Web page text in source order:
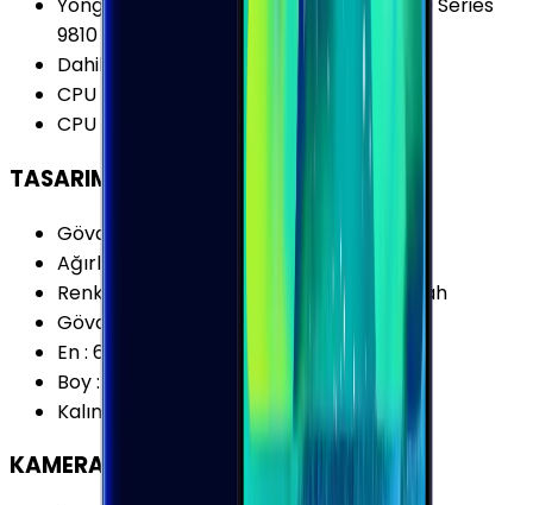
Yonga Seti (Chipset)
Samsung Exynos 9 Series
9810
Dahili Depolama Biçimi
UFS 2.1
CPU Çekirdeği
CPU Frekansı
TASARIM
Gövde Malzemesi (Kapak)
Cam
Ağırlık
Renk Seçenekleri
Altın Gri Mavi Mor Siyah
Gövde Malzemesi (Çerçeve)
En: 68.7 mm
Boy:
Kalınlık
KAMERA